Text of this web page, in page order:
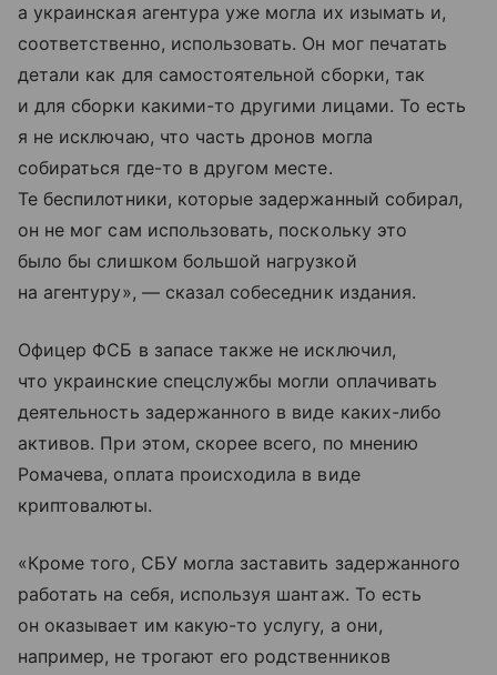
а украинская агентура уже могла их изымать и,
соответственно, использовать. Он мог печатать
детали как для самостоятельной сборки, так
и для сборки какими-то другими лицами. То есть
я не исключаю, что часть дронов могла
собираться где-то в другом месте.
Те беспилотники, которые задержанный собирал,
он не мог сам использовать, поскольку это
было бы слишком большой нагрузкой
на агентуру», — сказал собеседник издания.
Офицер ФСБ в запасе также не исключил,
что украинские спецслужбы могли оплачивать
деятельность задержанного в виде каких-либо
активов. При этом, скорее всего, по мнению
Ромачева, оплата происходила в виде
криптовалюты.
«Кроме того, СБУ могла заставить задержанного
работать на себя, используя шантаж. То есть
он оказывает им какую-то услугу, а они,
например, не трогают его родственников